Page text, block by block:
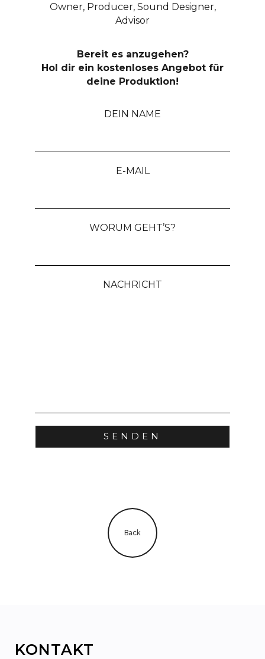
Owner, Producer, Sound Designer,
Advisor
Bereit es anzugehen?
Hol dir ein kostenloses Angebot für
deine Produktion!
DEIN NAME
E-MAIL
WORUM GEHT’S?
NACHRICHT
Back
KONTAKT